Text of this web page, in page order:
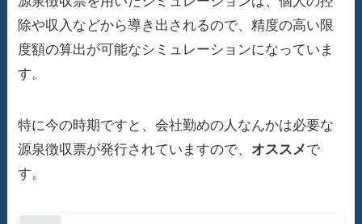
除や収入などから導き出されるので、精度の高い限
度額の算出が可能なシミュレーションになっていま
す。
特に今の時期ですと、会社勤めの人なんかは必要な
源泉徴収票が発行されていますので、 オススメで
す。